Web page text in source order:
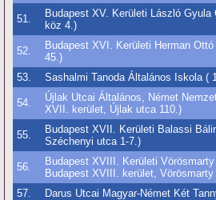
51.
Budapest XV. Kerületi László
köz 4.)
52.
Budapest XVI. Kerületi Herman
45.)
53.
Sashalmi Tanoda Általános Iskola (
54.
Újlak Utcai Általános, Német
XVII. kerület, Újlak utca 110.)
55.
Budapest XVII. Kerületi Balassi
Széchenyi utca 1-7.)
56.
Budapest XVIII. Kerületi
Budapest XVIII. kerület,
57.
Darus Utcai Magyar-Német Két